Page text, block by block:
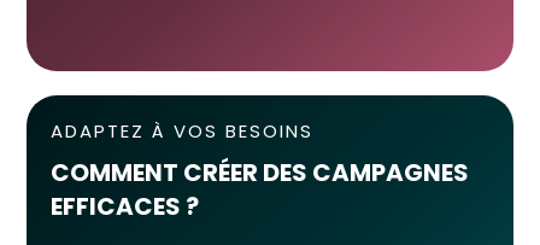
ADAPTEZ À VOS BESOINS
COMMENT CRÉER DES CAMPAGNES
EFFICACES ?